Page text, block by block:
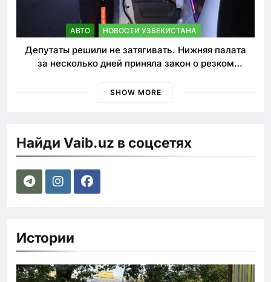
АВТО НОВОСТИ УЗБЕКИСТАНА
Депутаты решили не затягивать. Нижняя палата
за несколько дней приняла закон о резком
SHOW MORE
Найди Vaib.uz в соцсетях
Истории